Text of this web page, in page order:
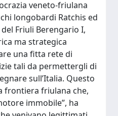
veneto-friulana
longobardi Ratchis ed
Friuli Berengario I,
ma strategica
una fitta rete di
tali da permettergli di
sull’Italia. Questo
frontiera friulana che,
immobile”, ha